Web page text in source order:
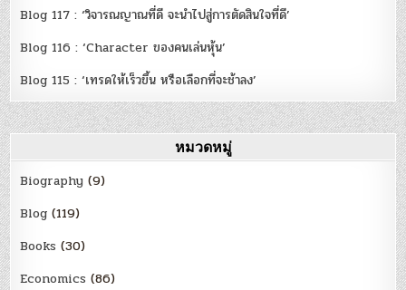
Blog 117 : ‘วิจารณญาณที่ดี จะนำไปสู่การตัดสินใจที่ดี’
Blog 116 : ‘Character ของคนเล่นหุ้น’
Blog 115 : ‘เทรดให้เร็วขึ้น หรือเลือกที่จะช้าลง’
หมวดหมู่
Biography (9)
Blog (119)
Books (30)
Economics (86)